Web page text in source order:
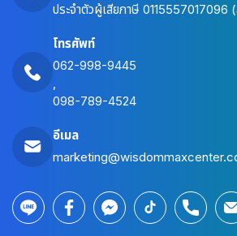
ประจำตัวผู้เสียภาษี 0115557017096
โทรศัพท์
062-998-9445
098-789-4524
อีเมล